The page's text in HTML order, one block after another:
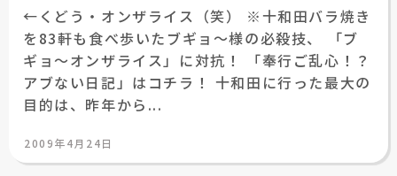
←くどう・オンザライス（笑） ※十和田バラ焼き
を83軒も食べ歩いたブギョ～様の必殺技、 「ブ
ギョ～オンザライス」に対抗！ 「奉行ご乱心！？
アブない日記」はコチラ！ 十和田に行った最大の
目的は、昨年から...
投
日:
2009年4月24日